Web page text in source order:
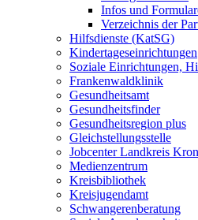
Infos und
Verzeichnis der
Hilfsdienste (KatSG)
Kindertageseinrichtungen
Soziale Einrichtungen,
Frankenwaldklinik
Gesundheitsamt
Gesundheitsfinder
Gesundheitsregion plus
Gleichstellungsstelle
Jobcenter Landkreis
Medienzentrum
Kreisbibliothek
Kreisjugendamt
Schwangerenberatung